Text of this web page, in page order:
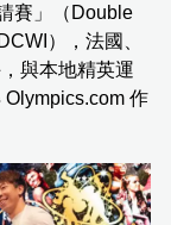
賽」（Double
），法國、
與本地精英運
作